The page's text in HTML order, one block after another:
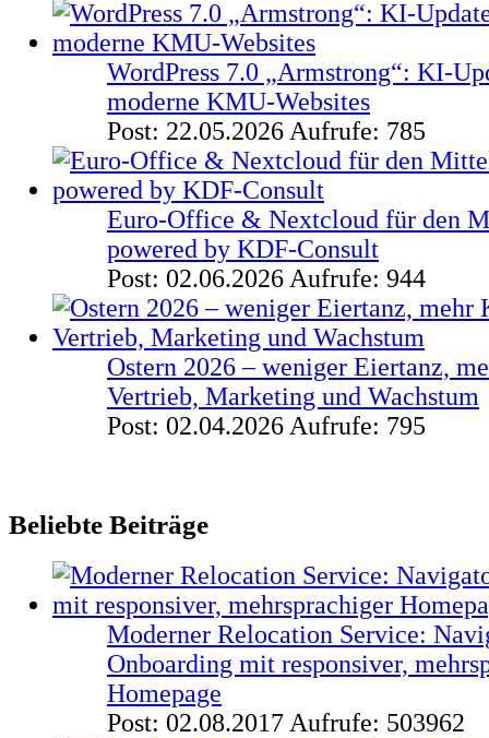
WordPress 7.0 „Armstrong“: KI-
moderne KMU-Websites
Post: 22.05.2026Aufrufe: 785
Euro-Office & Nextcloud für den
powered by KDF-Consult
Post: 02.06.2026Aufrufe: 944
Ostern 2026 – weniger Eiertanz,
Vertrieb, Marketing und Wachstum
Post: 02.04.2026Aufrufe: 795
Beliebte Beiträge
Moderner Relocation Service:
Onboarding mit responsiver,
Homepage
Post: 02.08.2017 Aufrufe: 503962